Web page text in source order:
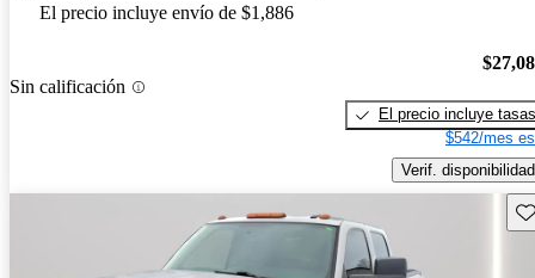
El precio incluye envío de $1,886
Sin calificación
El precio incluye tasas
$542/mes
Verif. disponibilidad